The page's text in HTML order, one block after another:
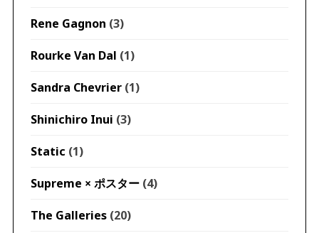
Rene Gagnon (3)
Rourke Van Dal (1)
Sandra Chevrier(1)
Shinichiro Inui (3)
Static (1)
Supreme × ポスター(4)
The Galleries(20)